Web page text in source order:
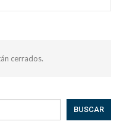
cerrados.
BUSCAR